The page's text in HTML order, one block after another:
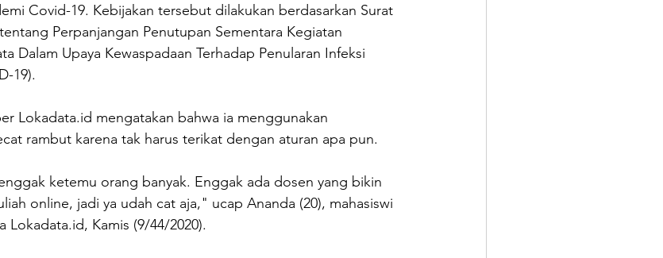
Covid-19. Kebijakan tersebut dilakukan berdasarkan Surat
Perpanjangan Penutupan Sementara Kegiatan
Dalam Upaya Kewaspadaan Terhadap Penularan Infeksi
19).
Lokadata.id mengatakan bahwa ia menggunakan
rambut karena tak harus terikat dengan aturan apa pun.
ketemu orang banyak. Enggak ada dosen yang bikin
online, jadi ya udah cat aja," ucap Ananda (20), mahasiswi
Lokadata.id, Kamis (9/44/2020).